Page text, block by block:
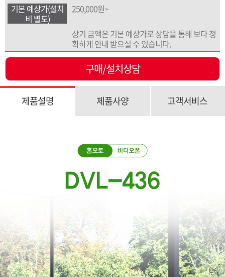
기본 예상가(설치
비 별도)
250,000원~
상기 금액은 기본 예상가로 상담을 통해 보다 정
확하게 안내 받으실 수 있습니다.
구매/설치상담
제품설명 제품사양 고객서비스